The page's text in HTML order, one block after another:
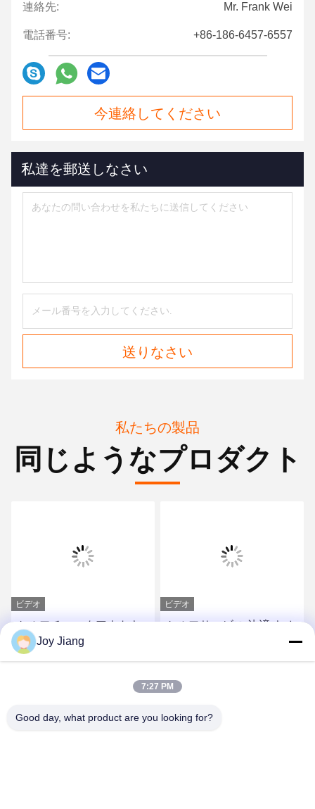
連絡先: Mr. Frank Wei
電話番号: +86-186-6457-6557
今連絡してください
私達を郵送しなさい
送りなさい
私たちの製品
同じようなプロダクト
ビデオ
セルフチェックアウトキ
オスク 23.8インチタッチ
スクリーンディスプレイ
最もよい価格を得なさい
ビデオ
セルフサービス 決済 キオ
スク チェーン ショップ シ
ョップ レストラン 壁掛け
最もよい価格を得なさい
Joy Jiang
7:27 PM
Good day, what product are you looking for?